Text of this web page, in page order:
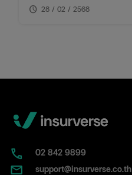
schedule 28 / 02 / 2568
02​ 842 9899
support@insurverse.co.th